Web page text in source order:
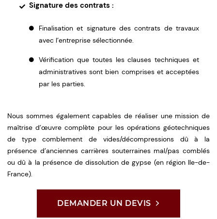
Signature des contrats :
Finalisation et signature des contrats de travaux
avec l’entreprise sélectionnée.
Vérification que toutes les clauses techniques et
administratives sont bien comprises et acceptées
par les parties.
Nous sommes également capables de réaliser une mission de
maîtrise d’œuvre complète pour les opérations géotechniques
de type comblement de vides/décompressions dû à la
présence d’anciennes carrières souterraines mal/pas comblés
ou dû à la présence de dissolution de gypse (en région Ile-de-
France).
DEMANDER UN DEVIS